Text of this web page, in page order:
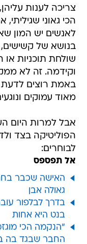
הכי גאוני
לאנשים יש המון
בנושא של קשישים,
שולחת תוכניות
וקידמה. זה לא
באמת רוצים לדעת
מאוד עמוקים
אבל למרות היום
הפוליטיקה בצד
לבוחרים:
אל תפספס
האישה שכבר
גאולה אבן
בדרך לבלפור
בנט היא אחות
"הנקמה הכי
החבר שבגד בה